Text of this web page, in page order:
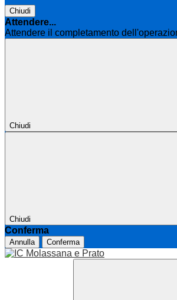
Chiudi
Attendere...
Attendere il completamento
Chiudi
Chiudi
Conferma
Annulla Conferma